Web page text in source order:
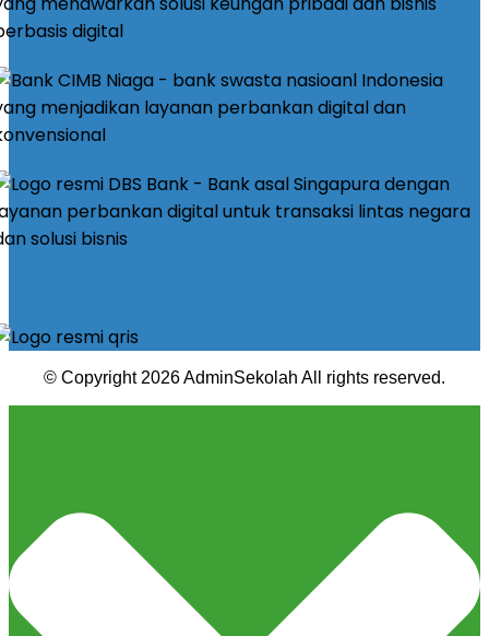
© Copyright 2026 AdminSekolah All rights reserved.